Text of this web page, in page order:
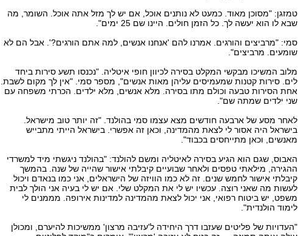
טמזגן: "מסוכן מאוד. כמעט לא נותנים אוכל, אם יש לך מזל אתה אוכל. השומר, מה
שבא לו הוא יעשה לך. כל הזמן חולים. היינו שם 25 ימים".
סמי: "מרביצים והורגים. אמרנו להם 'אנחנו אנשים, למה אתם הורגים?'. אבל הם לא
שומעים. מרביצים".
מלוב המשיכו מבקשי המקלט בסירה לכיוון חופי איטליה. "נכנסו תשע סירות ביחד
לים. סירות קטנות שמעמיסים עליהן מאות אנשים", מספר סמי. "אין לך מקום לשבת.
אחת הסירות טבעה וכולם מתו בסירה. מלא אנשים, מלא ילדים. הכרתי משפחה עם
שני ילדים שמתה שם".
לאחר מסע של ארבעה חודשים מצא עצמו סמי בהולנד. "זה יותר טוב מישראל.
בישראל היה אסור לי לצאת מהמדינה, וכאן זה אפשרי. בישראל הייתי מתבייש
מאנשים, וכאן מתייחסים בכבוד".
האבוס, שגם הוא הגיע בסירה לאיטליה ומשם להולנד: "בהולנד ניגשתי מיד למשרדי
ההגירה, מילאתי טפסים ולאחר שבועיים קיבלתי אישור שהייה של שנה. בהמשך
קיבלתי אישור לחמש שנים. זה לא כמו הוויזה של הישראלים, אני כמו בנאדם ויכול
לעשות מה שאני רוצה. עכשיו יש לי את המקלט שלי. אם יש לי בעיה אני הולך לבית
משפט, יש ביטוח רפואי, אני יכול לצאת מהמדינה למדינות אירופה. מממנים לי
לימוד הולנדית".
"העדויות של פליטים שעזבו דרך היחידה ל'עזיבה מרצון' ממשיכות להיערם, ומכולן